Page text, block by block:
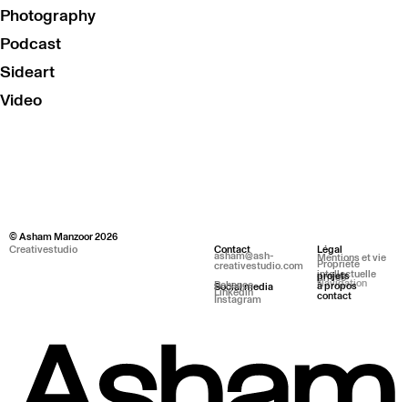
Photography
Podcast
Sideart
Video
© Asham Manzoor 2026
Creativestudio
Contact
asham@ash-
creativestudio.com
Social media
Instagram
Linkedin
Behance
Légal
Mentions et vie
privée
Propriété
intellectuelle
Navigation
projets
à propos
contact